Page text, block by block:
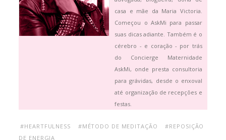
casa e mãe da Maria Victoria.
Começou o AskMi para passar
suas dicas adiante. Também é o
cérebro - e coração - por trás
do Concierge Maternidade
AskMi, onde presta consultoria
para grávidas, desde o enxoval
até organização de recepções e
festas.
#HEARTFULNESS #MÉTODO DE MEDITAÇÃO
#REPOSIÇÃO
DE ENERGIA